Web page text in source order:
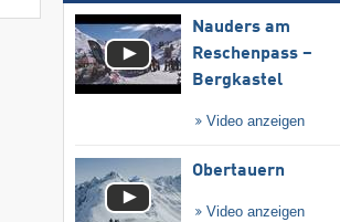
Nauders am
Reschenpass –
Bergkastel
Video anzeigen
Obertauern
Video anzeigen